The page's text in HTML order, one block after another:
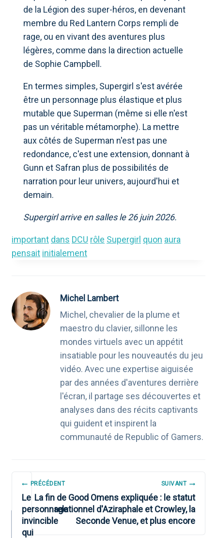
de la Légion des super-héros, en devenant
membre du Red Lantern Corps rempli de
rage, ou en vivant des aventures plus
légères, comme dans la direction actuelle
de Sophie Campbell.
En termes simples, Supergirl s'est avérée
être un personnage plus élastique et plus
mutable que Superman (même si elle n'est
pas un véritable métamorphe). La mettre
aux côtés de Superman n'est pas une
redondance, c'est une extension, donnant à
Gunn et Safran plus de possibilités de
narration pour leur univers, aujourd'hui et
demain.
Supergirl arrive en salles le 26 juin 2026.
important dans DCU rôle Supergirl quon aura
pensait initialement
Michel Lambert
Michel, chevalier de la plume et
maestro du clavier, sillonne les
mondes virtuels avec un appétit
insatiable pour les nouveautés du jeu
vidéo. Avec une expertise aiguisée
par des années d'aventures derrière
l'écran, il partage ses découvertes et
analyses dans des récits captivants
qui guident et inspirent la
communauté de Republic of Gamers.
NAVIGATION
DE
L’ARTICLE
PRÉCÉDENT
Le
personnage
invincible
qui
SUIVANT
La fin de Good Omens expliquée : le statut
relationnel d'Aziraphale et Crowley, la
Seconde Venue, et plus encore